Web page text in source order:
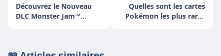
Découvrez le Nouveau
DLC Monster Jam™
Quelles sont les cartes
Pokémon les plus rares